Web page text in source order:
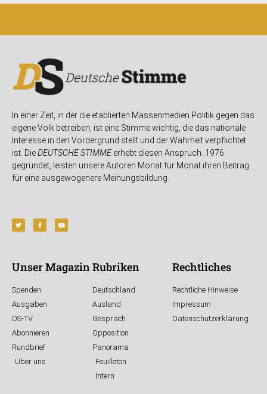
In einer Zeit, in der die etablierten Massenmedien Politik gegen das
eigene Volk betreiben, ist eine Stimme wichtig, die das nationale
Interesse in den Vordergrund stellt und der Wahrheit verpflichtet
ist. DieDEUTSCHE STIMMEerhebt diesen Anspruch. 1976
gegründet, leisten unsere Autoren Monat für Monat ihren Beitrag
für eine ausgewogenere Meinungsbildung.
Unser Magazin
Spenden
Ausgaben
DS-TV
Abonnieren
Rundbrief
Über uns
Rubriken
Deutschland
Ausland
Gespräch
Opposition
Panorama
Feuilleton
Intern
Rechtliches
Rechtliche Hinweise
Impressum
Datenschutzerklärung